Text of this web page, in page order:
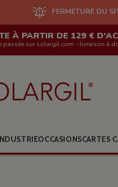
FERMETURE DU SITE EN LIGNE
À PARTIR DE 129 €
sur solargil.com - livraison à
OCCASIONSCARTES